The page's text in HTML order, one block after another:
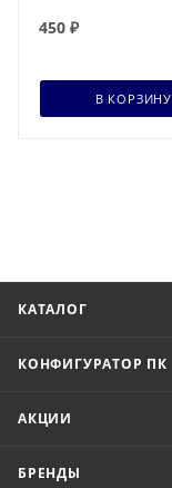
450 ₽
В КОРЗИНУ
КАТАЛОГ
КОНФИГУРАТОР ПК
АКЦИИ
БРЕНДЫ